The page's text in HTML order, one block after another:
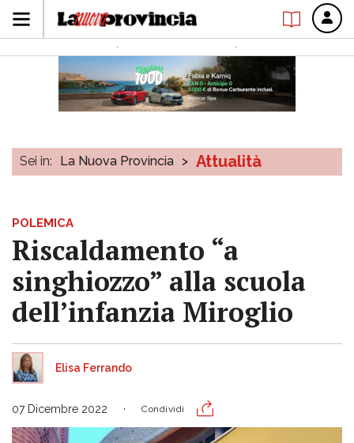
Sei in: La Nuova Provincia > Attualità
POLEMICA
Riscaldamento “a
singhiozzo” alla scuola
dell’infanzia Miroglio
Elisa Ferrando
07 Dicembre 2022 Condividi